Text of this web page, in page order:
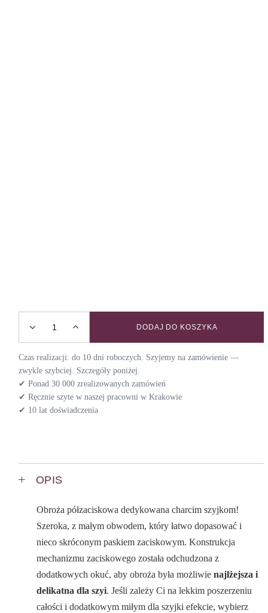
Obroża dla chartów WILD WEST / DAY quantity
DODAJ DO KOSZYKA
Czas realizacji: do 10 dni roboczych. Szyjemy na zamówienie —
zwykle szybciej. Szczegóły poniżej.
✔ Ponad 30 000 zrealizowanych zamówień
✔ Ręcznie szyte w naszej pracowni w Krakowie
✔ 10 lat doświadczenia
OPIS
Obroża półzaciskowa dedykowana charcim szyjkom!
Szeroka, z małym obwodem, który łatwo dopasować i
nieco skróconym paskiem zaciskowym. Konstrukcja
mechanizmu zaciskowego została odchudzona z
dodatkowych okuć, aby obroża była możliwienajlżejsza i
delikatna dla szyi. Jeśli zależy Ci na lekkim poszerzeniu
całości i dodatkowym miłym dla szyjki efekcie, wybierz